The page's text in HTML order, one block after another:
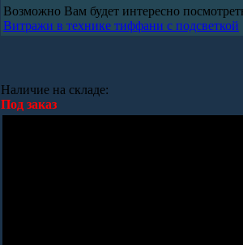
Возможно Вам будет интересно
Витражи в технике тиффани с подсветкой
Наличие на складе:
Под заказ